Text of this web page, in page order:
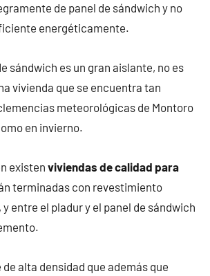
de panel de sándwich y no
energéticamente.
sándwich es un gran aislante, no es
vivienda que se encuentra tan
meteorológicas de Montoro
en invierno.
existen viviendas de calidad para
terminadas con revestimiento
entre el pladur y el panel de sándwich
alta densidad que además que